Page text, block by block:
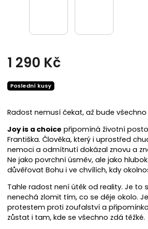
1 290 Kč
Radost nemusí čekat, až bude
Joy is a choice připomíná životní
Františka. Člověka, který i uprostřed
nemoci a odmítnutí dokázal znovu a
Ne jako povrchní úsměv, ale jako
důvěřovat Bohu i ve chvílích, kdy
Tahle radost není útěk od reality. Je to
nenechá zlomit tím, co se děje okolo.
protestem proti zoufalství a
zůstat i tam, kde se všechno zdá těžké.
Poslední kusy